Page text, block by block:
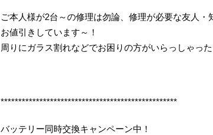
ご本人様が2台～の修理は勿論、修理が必要な友人
お値引きしています～！
周りにガラス割れなどでお困りの方がいらっしゃっ
**************************************************
バッテリー同時交換キャンペーン中！